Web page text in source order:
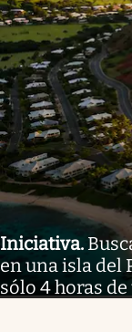
Iniciativa.
en una isla del
sólo 4 horas